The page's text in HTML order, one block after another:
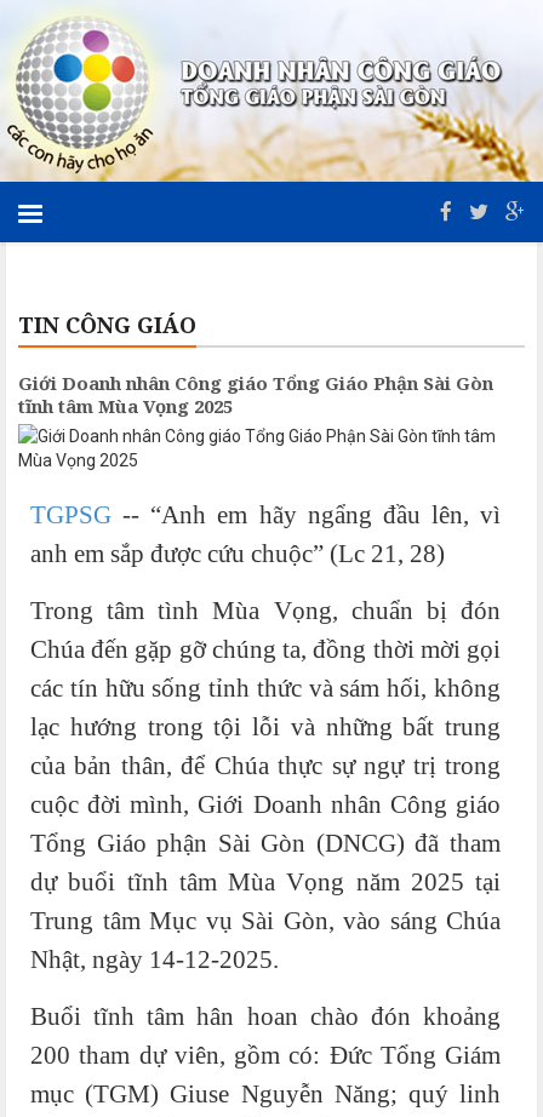
TIN CÔNG GIÁO
Giới Doanh nhân Công giáo Tổng Giáo Phận Sài Gòn
tĩnh tâm Mùa Vọng 2025
TGPSG -- “Anh em hãy ngẩng đầu lên, vì
anh em sắp được cứu chuộc” (Lc 21, 28)
Trong tâm tình Mùa Vọng, chuẩn bị đón
Chúa đến gặp gỡ chúng ta, đồng thời mời gọi
các tín hữu sống tỉnh thức và sám hối, không
lạc hướng trong tội lỗi và những bất trung
của bản thân, để Chúa thực sự ngự trị trong
cuộc đời mình, Giới Doanh nhân Công giáo
Tổng Giáo phận Sài Gòn (DNCG) đã tham
dự buổi tĩnh tâm Mùa Vọng năm 2025 tại
Trung tâm Mục vụ Sài Gòn, vào sáng Chúa
Nhật, ngày 14-12-2025.
Buổi tĩnh tâm hân hoan chào đón khoảng
200 tham dự viên, gồm có: Đức Tổng Giám
mục (TGM) Giuse Nguyễn Năng; quý linh